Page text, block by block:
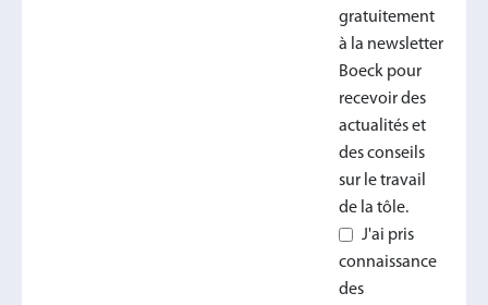
gratuitement
à la newsletter
Boeck pour
recevoir des
actualités et
des conseils
sur le travail
de la tôle.
J'ai pris
connaissance
des